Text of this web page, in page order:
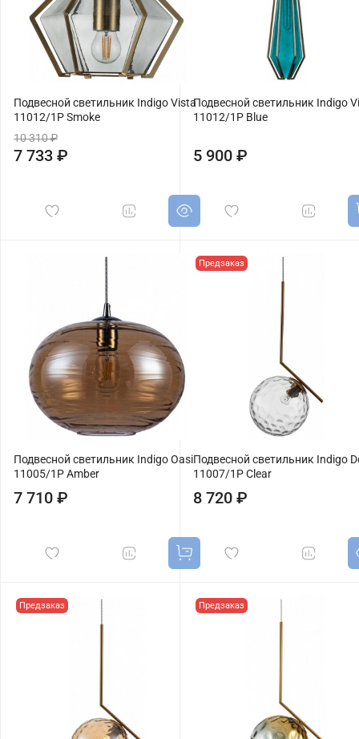
Подвесной светильник Indigo Vista
11012/1P Smoke
10 310 ₽
7 733 ₽
Подвесной светильник Indigo
11012/1P Blue
5 900 ₽
Подвесной светильник Indigo Oasi
11005/1P Amber
7 710 ₽
Предзаказ
Подвесной светильник Indigo
11007/1P Clear
8 720 ₽
Предзаказ Предзаказ